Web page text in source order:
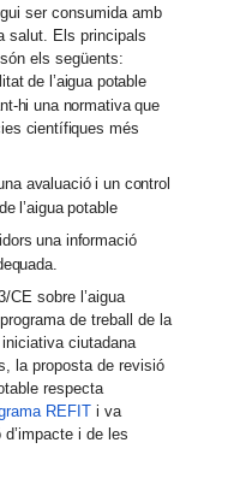
ser consumida amb
salut. Els principals
els següents:
de l’aigua potable
hi una normativa que
científiques més
avaluació i un control
l’aigua potable
una informació
CE sobre l’aigua
de treball de la
ciutadana
la proposta de revisió
respecta
REFIT i va
i de les